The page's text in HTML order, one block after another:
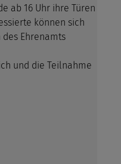
ab 16 Uhr ihre Türen
können sich
Ehrenamts
und die Teilnahme